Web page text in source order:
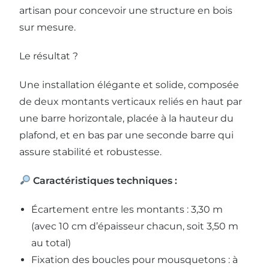
artisan pour concevoir une structure en bois
sur mesure.
Le résultat ?
Une installation élégante et solide, composée
de deux montants verticaux reliés en haut par
une barre horizontale, placée à la hauteur du
plafond, et en bas par une seconde barre qui
assure stabilité et robustesse.
Caractéristiques techniques :
Écartement entre les montants : 3,30 m
(avec 10 cm d’épaisseur chacun, soit 3,50 m
au total)
Fixation des boucles pour mousquetons : à